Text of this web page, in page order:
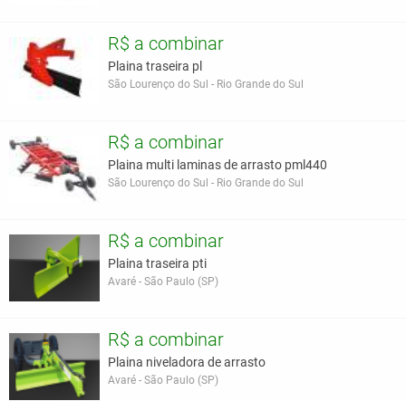
R$ a combinar
Plaina traseira pl
São Lourenço do Sul - Rio Grande do Sul
R$ a combinar
Plaina multi laminas de arrasto pml440
São Lourenço do Sul - Rio Grande do Sul
R$ a combinar
Plaina traseira pti
Avaré - São Paulo (SP)
R$ a combinar
Plaina niveladora de arrasto
Avaré - São Paulo (SP)